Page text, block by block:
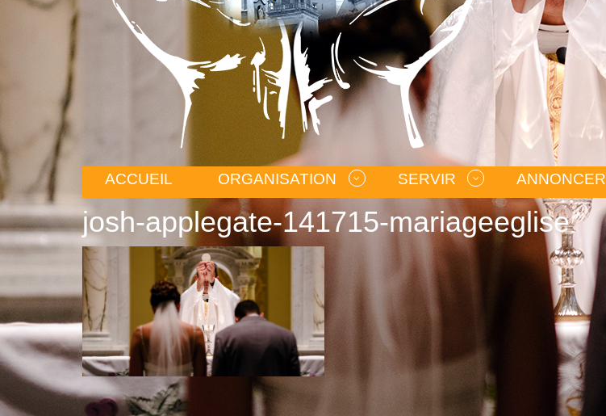
ACCUEIL ORGANISATION SERVIR ANNONCER
josh-applegate-141715-mariageeglise